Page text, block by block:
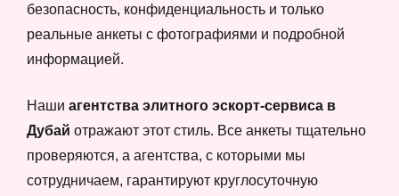
безопасность, конфиденциальность и только
реальные анкеты с фотографиями и подробной
информацией.
Наши агентства элитного эскорт-сервиса в
Дубай отражают этот стиль. Все анкеты тщательно
проверяются, а агентства, с которыми мы
сотрудничаем, гарантируют круглосуточную